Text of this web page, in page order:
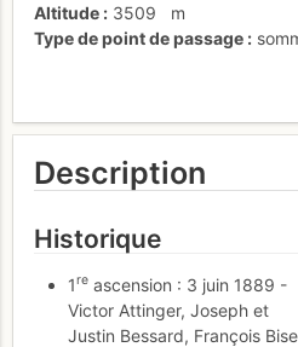
Altitude 3509
m
Type de point de passage
Description
Historique
1re ascension : 3 juin 1889 -
Victor Attinger, Joseph et
Justin Bessard, François